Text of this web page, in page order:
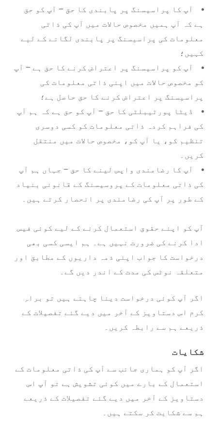
آپ کا پراسیسنگ پر پابندی کا حق – آپ کو حق
ہے کہ آپ ہمیں مخصوص حالات میں آپ کی ذاتی
معلومات کی پراسیسنگ پر پابندی لگانے کے لیے
کہیں؛
آپ کو پراسیسنگ پر اعتراض کرنے کا حق ہے – آپ
کو مخصوص حالات میں اپنی ذاتی معلومات کی
پراسیسنگ پر اعتراض کرنے کا حق حاصل ہے؛
ڈیٹا پورٹیبلٹی کا حق – آپ کو حق ہے کہ ہم آپ
کی فراہم کردہ ذاتی معلومات کو کسی دوسری
تنظیم کو، یا آپ کو، مخصوص حالات میں منتقل
کریں۔
آپ کا رضامندی واپس لینے کا حق – جہاں ہم آپ
کی ذاتی معلومات کے پروسیسنگ کے قانونی بنیاد
کے طور پر آپ کی رضامندی پر انحصار کرتے ہیں۔
آپ کو اپنے حقوق استعمال کرنے کے لیے کوئی فیس
ادا کرنے کی ضرورت نہیں ہے۔ ہم ایسی کسی بھی
درخواست کا جواب اپنی ذمہ داریوں کے مطابق اور
متعلقہ نوٹس کی مدت کے اندر دیں گے۔
اگر آپ کوئی درخواست دینا چاہتے ہیں تو براہِ
کرم اس دستاویز کے آخر میں دیے گئے تفصیلات کے
ذریعے ہم سے رابطہ کریں۔
شکایات
اگر آپ کو ہماری جانب سے آپ کی ذاتی معلومات کے
استعمال کے بارے میں کوئی تشویش ہے تو آپ اس
دستاویز کے آخر میں دیے گئے تفصیلات کے ذریعے
ہم سے شکایت کر سکتے ہیں۔